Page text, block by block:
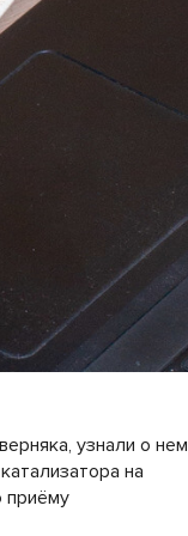
узнали о нем
на
приёму